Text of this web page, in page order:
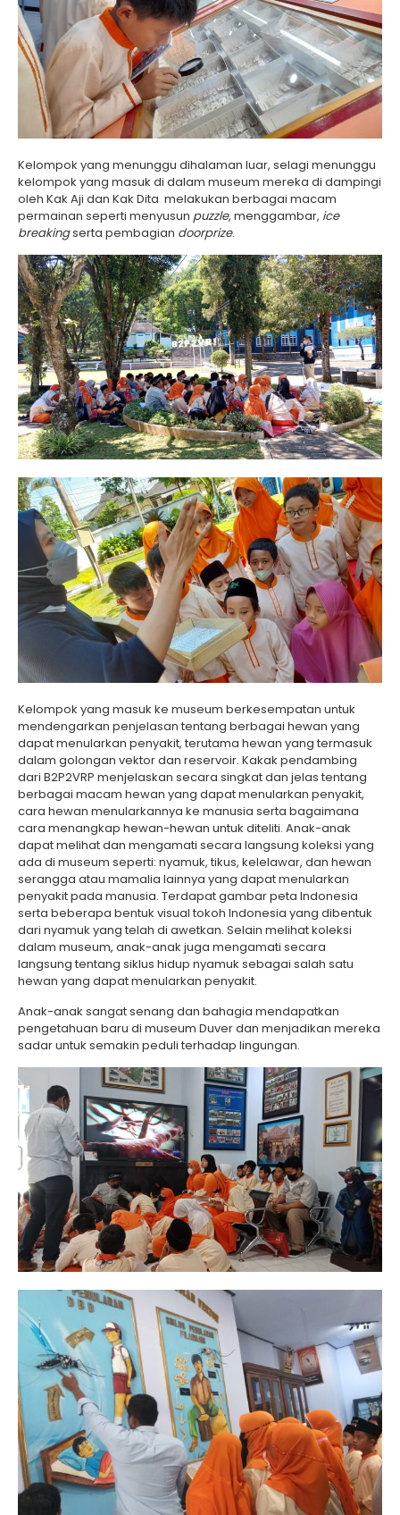
Kelompok yang menunggu dihalaman luar, selagi menunggu
kelompok yang masuk di dalam museum mereka di dampingi
oleh Kak Aji dan Kak Dita melakukan berbagai macam
permainan seperti menyusun puzzle, menggambar, ice
breakingserta pembagian doorprize.
Kelompok yang masuk ke museum berkesempatan untuk
mendengarkan penjelasan tentang berbagai hewan yang
dapat menularkan penyakit, terutama hewan yang termasuk
dalam golongan vektor dan reservoir. Kakak pendambing
dari B2P2VRP menjelaskan secara singkat dan jelas tentang
berbagai macam hewan yang dapat menularkan penyakit,
cara hewan menularkannya ke manusia serta bagaimana
cara menangkap hewan-hewan untuk diteliti. Anak-anak
dapat melihat dan mengamati secara langsung koleksi yang
ada di museum seperti: nyamuk, tikus, kelelawar, dan hewan
serangga atau mamalia lainnya yang dapat menularkan
penyakit pada manusia. Terdapat gambar peta Indonesia
serta beberapa bentuk visual tokoh Indonesia yang dibentuk
dari nyamuk yang telah di awetkan. Selain melihat koleksi
dalam museum, anak-anak juga mengamati secara
langsung tentang siklus hidup nyamuk sebagai salah satu
hewan yang dapat menularkan penyakit.
Anak-anak sangat senang dan bahagia mendapatkan
pengetahuan baru di museum Duver dan menjadikan mereka
sadar untuk semakin peduli terhadap lingungan.